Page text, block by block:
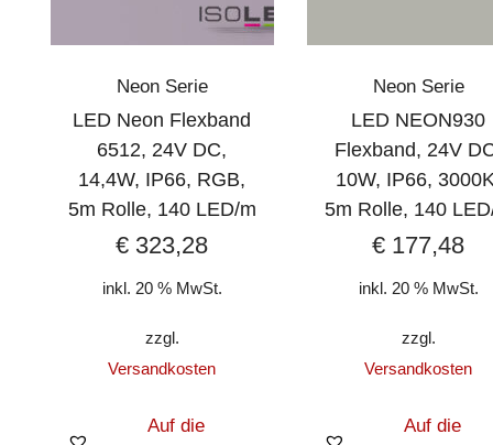
Neon Serie
LED Neon Flexband
6512, 24V DC,
14,4W, IP66, RGB,
5m Rolle, 140 LED/m
€ 323,28
inkl. 20 % MwSt.
zzgl.
Versandkosten
Auf die
Neon Serie
LED NEON930
Flexband, 24V
10W, IP66,
5m Rolle, 140
€ 177,48
inkl. 20 % MwSt.
zzgl.
Versandkosten
Auf die